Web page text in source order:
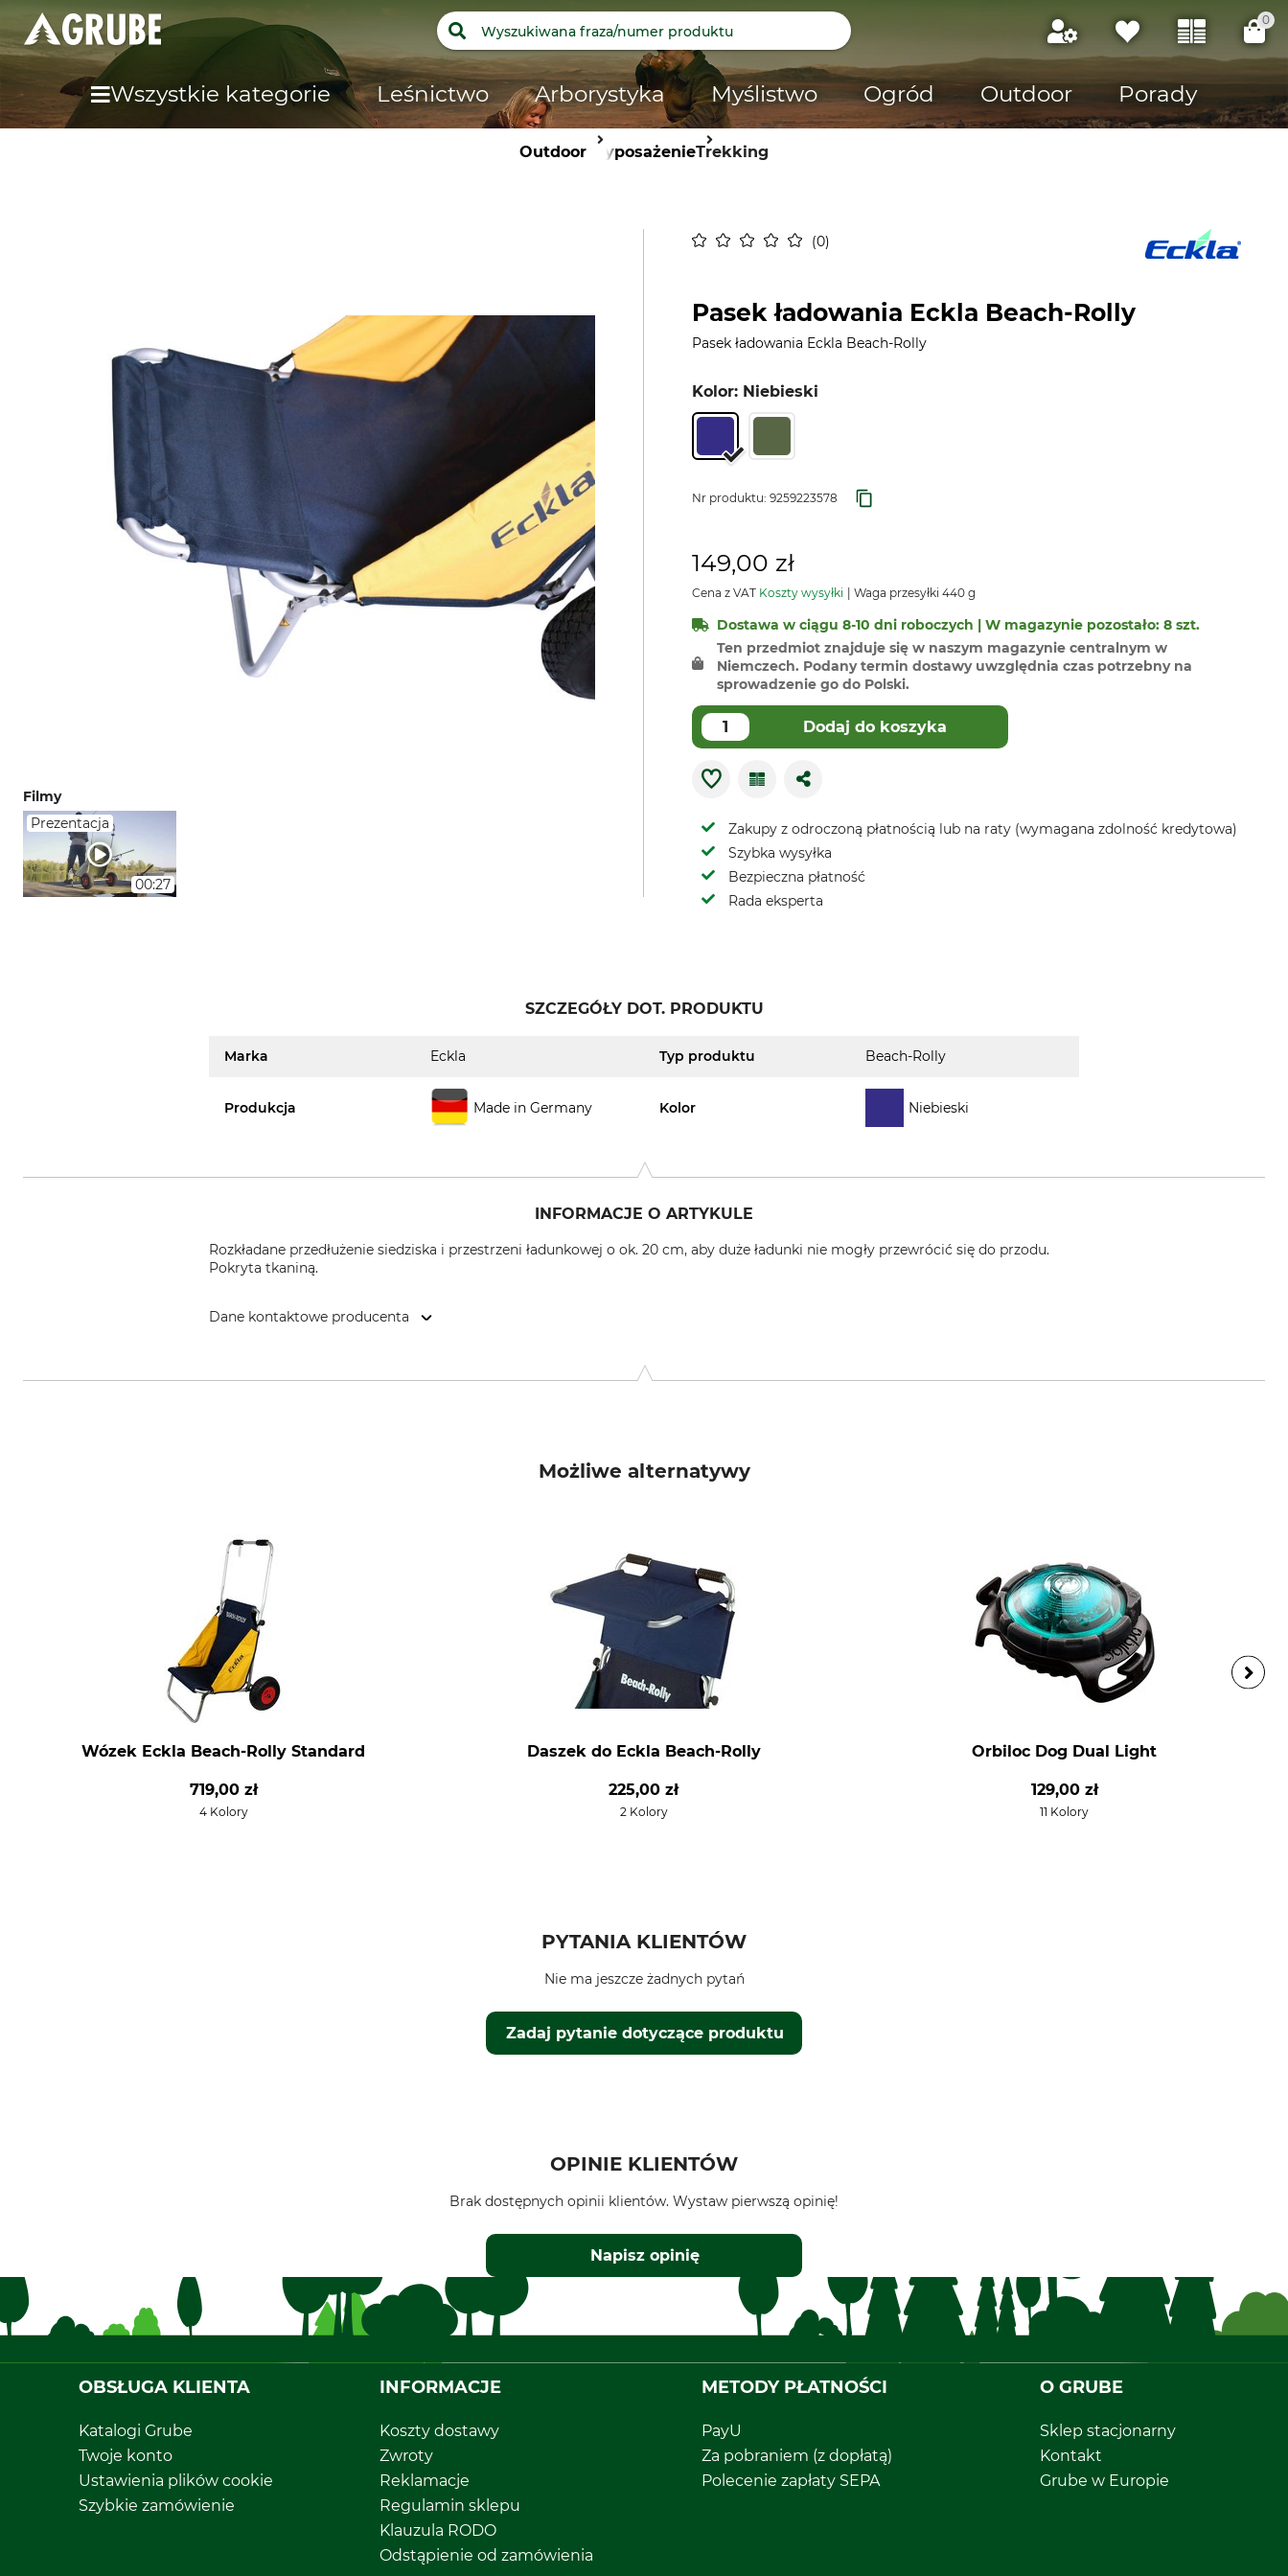
0
Wszystkie kategorie Leśnictwo Arborystyka Myślistwo Ogród Outdoor Porady
Outdoor WyposażenieTrekking
0
Filmy
Prezentacja
00:27
Pasek ładowania Eckla Beach-Rolly
Pasek ładowania Eckla Beach-Rolly
Kolor: Niebieski
Nr produktu: 9259223578
149,00 zł
Cena z VAT Koszty wysyłki Waga przesyłki 440 g
Dostawa w ciągu 8-10 dni roboczych | W magazynie pozostało: 8 szt.
Ten przedmiot znajduje się w naszym magazynie centralnym w
Niemczech. Podany termin dostawy uwzględnia czas potrzebny na
sprowadzenie go do Polski.
Dodaj do koszyka
Zakupy z odroczoną płatnością lub na raty (wymagana zdolność kredytowa)
Szybka wysyłka
Bezpieczna płatność
Rada eksperta
SZCZEGÓŁY DOT. PRODUKTU
Marka Eckla Typ produktu Beach-Rolly
Produkcja Made in Germany Kolor Niebieski
INFORMACJE O ARTYKULE
Rozkładane przedłużenie siedziska i przestrzeni ładunkowej o ok. 20 cm, aby duże ładunki nie mogły przewrócić się do przodu.
Pokryta tkaniną.
Dane kontaktowe producenta
Możliwe alternatywy
Wózek Eckla Beach-Rolly Standard
719,00 zł
4 Kolory
Daszek do Eckla Beach-Rolly
225,00 zł
2 Kolory
Orbiloc Dog Dual Light
129,00 zł
11 Kolory
PYTANIA KLIENTÓW
Zadaj pytanie dotyczące produktu
Nie ma jeszcze żadnych pytań
OPINIE KLIENTÓW
Brak dostępnych opinii klientów. Wystaw pierwszą opinię!
Napisz opinię
OBSŁUGA KLIENTA
Katalogi Grube
Twoje konto
Ustawienia plików cookie
Szybkie zamówienie
INFORMACJE
Koszty dostawy
Zwroty
Reklamacje
Regulamin sklepu
Klauzula RODO
Odstąpienie od zamówienia
METODY PŁATNOŚCI
PayU
Za pobraniem (z dopłatą)
Polecenie zapłaty SEPA
O GRUBE
Sklep stacjonarny
Kontakt
Grube w Europie